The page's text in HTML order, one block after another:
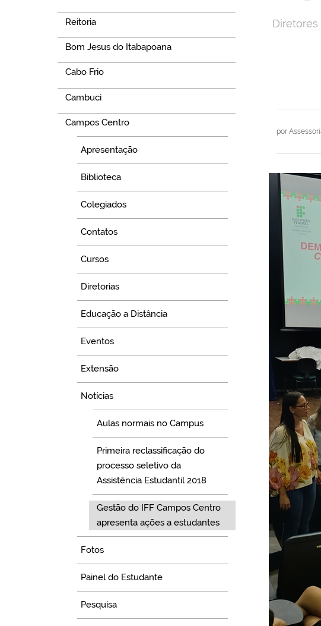
Reitoria
Bom Jesus do Itabapoana
Cabo Frio
Cambuci
Campos Centro
Apresentação
Biblioteca
Colegiados
Contatos
Cursos
Diretorias
Educação a Distância
Eventos
Extensão
Notícias
Aulas normais no Campus
Primeira reclassificação do
processo seletivo da
Assistência Estudantil 2018
Gestão do IFF Campos Centro
apresenta ações a estudantes
Fotos
Painel do Estudante
Pesquisa
por